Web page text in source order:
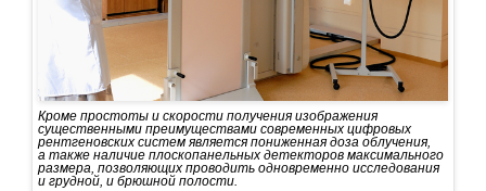
Кроме простоты и скорости получения изображения
существенными преимуществами современных цифровых
рентгеновских систем является пониженная доза облучения,
а также наличие плоскопанельных детекторов максимального
размера, позволяющих проводить одновременно исследования
и грудной, и брюшной полости.